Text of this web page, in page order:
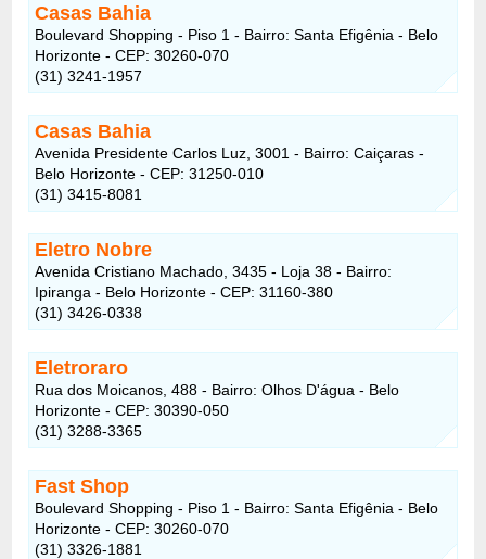
Casas Bahia
Boulevard Shopping - Piso 1 - Bairro: Santa Efigênia - Belo
Horizonte - CEP: 30260-070
(31) 3241-1957
Casas Bahia
Avenida Presidente Carlos Luz, 3001 - Bairro: Caiçaras -
Belo Horizonte - CEP: 31250-010
(31) 3415-8081
Eletro Nobre
Avenida Cristiano Machado, 3435 - Loja 38 - Bairro:
Ipiranga - Belo Horizonte - CEP: 31160-380
(31) 3426-0338
Eletroraro
Rua dos Moicanos, 488 - Bairro: Olhos D'água - Belo
Horizonte - CEP: 30390-050
(31) 3288-3365
Fast Shop
Boulevard Shopping - Piso 1 - Bairro: Santa Efigênia - Belo
Horizonte - CEP: 30260-070
(31) 3326-1881